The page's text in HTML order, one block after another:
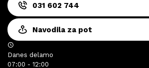
031 602 744
Navodila za pot
Danes delamo
07:00 - 12:00